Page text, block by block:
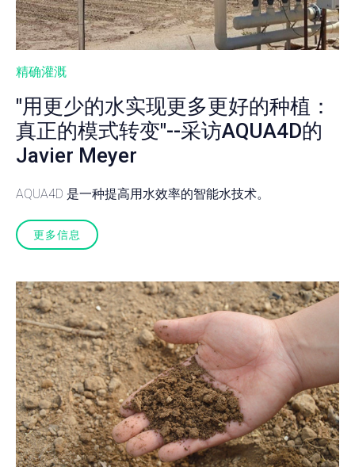
精确灌溉
"用更少的水实现更多更好的种植：
真正的模式转变"--采访AQUA4D的
Javier Meyer
AQUA4D 是一种提高用水效率的智能水技术。
更多信息